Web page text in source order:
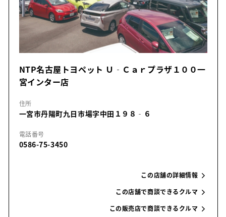
NTP名古屋トヨペット Ｕ‐Ｃａｒプラザ１００一
宮インター店
住所
一宮市丹陽町九日市場字中田１９８‐６
電話番号
0586-75-3450
この店舗の詳細情報
この店舗で商談できるクルマ
この販売店で商談できるクルマ